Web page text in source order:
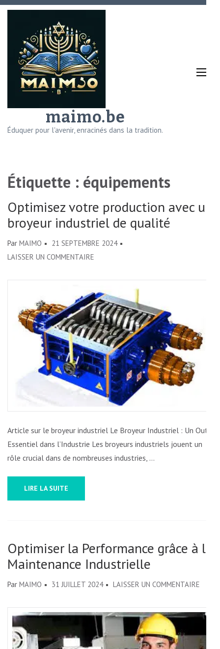
Aller
(Pressez
Entrée)
maimo.be
Éduquer pour l'avenir, enracinés dans la tradition.
Étiquette : équipements
Optimisez votre production avec un
broyeur industriel de qualité
Par MAIMO
21 SEPTEMBRE 2024
LAISSER UN COMMENTAIRE
PRODUCTION
AVEC
UN
BROYEUR
INDUSTRIEL
DE
QUALITÉ
Article sur le broyeur industriel Le Broyeur Industriel : Un Outil
Essentiel dans l’Industrie Les broyeurs industriels jouent un
rôle crucial dans de nombreuses industries, …
LIRE LA SUITE
Optimiser la Performance grâce à la
Maintenance Industrielle
Par MAIMO 31 JUILLET 2024 LAISSER UN COMMENTAIRE
LA
GRÂCE